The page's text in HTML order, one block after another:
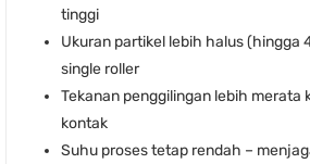
tinggi
Ukuran partikel lebih halus (hingga
single roller
Tekanan penggilingan lebih merata
kontak
Suhu proses tetap rendah –